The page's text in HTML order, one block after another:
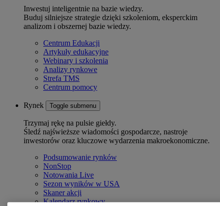
Inwestuj inteligentnie na bazie wiedzy.
Buduj silniejsze strategie dzięki szkoleniom, eksperckim
analizom i obszernej bazie wiedzy.
Centrum Edukacji
Artykuły edukacyjne
Webinary i szkolenia
Analizy rynkowe
Strefa TMS
Centrum pomocy
Rynek Toggle submenu
Trzymaj rękę na pulsie giełdy.
Śledź najświeższe wiadomości gospodarcze, nastroje
inwestorów oraz kluczowe wydarzenia makroekonomiczne.
Podsumowanie rynków
NonStop
Notowania Live
Sezon wyników w USA
Skaner akcji
Kalendarz rynkowy